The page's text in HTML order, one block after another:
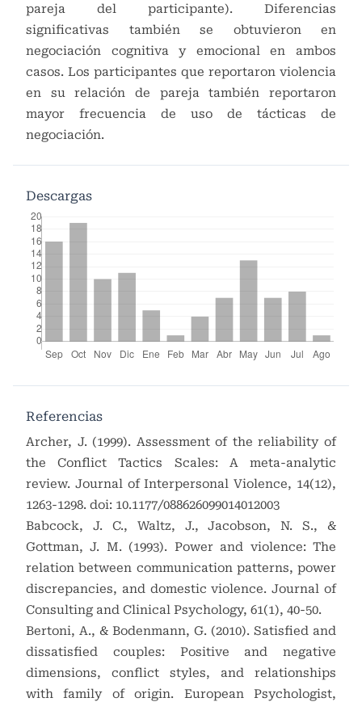
pareja del participante). Diferencias
significativas también se obtuvieron en
negociación cognitiva y emocional en ambos
casos. Los participantes que reportaron violencia
en su relación de pareja también reportaron
mayor frecuencia de uso de tácticas de
negociación.
Descargas
Referencias
Archer, J. (1999). Assessment of the reliability of
the Conflict Tactics Scales: A meta-analytic
review. Journal of Interpersonal Violence, 14(12),
1263-1298. doi: 10.1177/088626099014012003
Babcock, J. C., Waltz, J., Jacobson, N. S., &
Gottman, J. M. (1993). Power and violence: The
relation between communication patterns, power
discrepancies, and domestic violence. Journal of
Consulting and Clinical Psychology, 61(1), 40-50.
Bertoni, A., & Bodenmann, G. (2010). Satisfied and
dissatisfied couples: Positive and negative
dimensions, conflict styles, and relationships
with family of origin. European Psychologist,